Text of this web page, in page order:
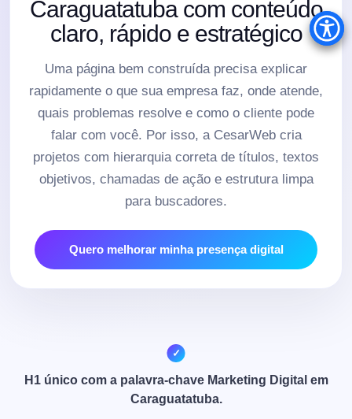
Caraguatatuba com conteúdo
claro, rápido e estratégico
Uma página bem construída precisa explicar
rapidamente o que sua empresa faz, onde atende,
quais problemas resolve e como o cliente pode
falar com você. Por isso, a CesarWeb cria
projetos com hierarquia correta de títulos, textos
objetivos, chamadas de ação e estrutura limpa
para buscadores.
Quero melhorar minha presença digital
H1 único com a palavra-chave Marketing Digital em
Caraguatatuba.